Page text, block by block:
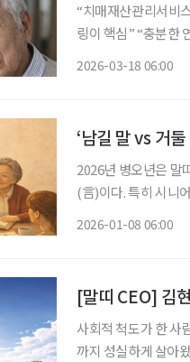
“치매재산관리서비
링이 핵심” “충분한 연구 시뮬레이션 필요
2026-03-18 06:00
‘남길 말 vs 거
2026년 병오년은 말
(言)이다. 특히 시니
2026-01-08 06:00
[말띠 CEO] 김
사회적 척도가 한 사
까지 성실하게 살아